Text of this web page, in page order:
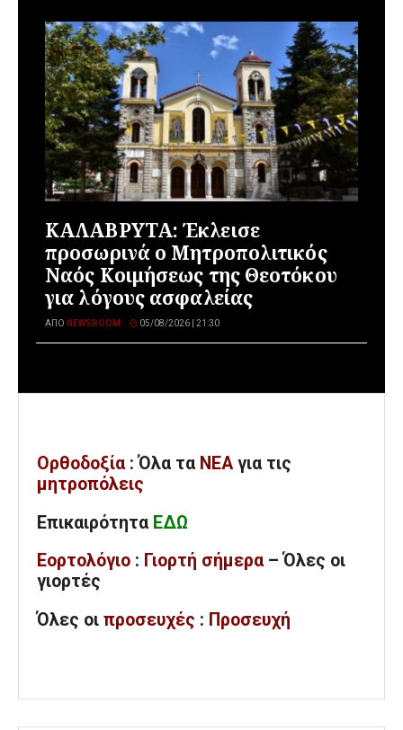
ΚΑΛΑΒΡΥΤΑ: Έκλεισε
προσωρινά ο Μητροπολιτικός
Ναός Κοιμήσεως της Θεοτόκου
για λόγους ασφαλείας
ΑΠΌ NEWSROOM 05/08/2026 | 21:30
Ορθοδοξία : Όλα τα ΝΕΑ για τις
μητροπόλεις
Επικαιρότητα ΕΔΩ
Εορτολόγιο : Γιορτή σήμερα – Όλες οι
γιορτές
Όλες οι προσευχές : Προσευχή